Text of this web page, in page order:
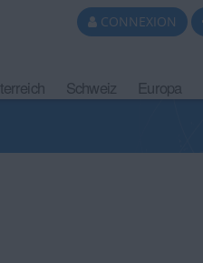
CONNEXION
Schweiz Europa